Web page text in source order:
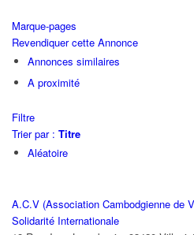
Marque-pages
Revendiquer cette Annonce
Annonces similaires
A proximité
Filtre
Trier par : Titre
Aléatoire
A.C.V (Association Cambodgienne de
Solidarité Internationale